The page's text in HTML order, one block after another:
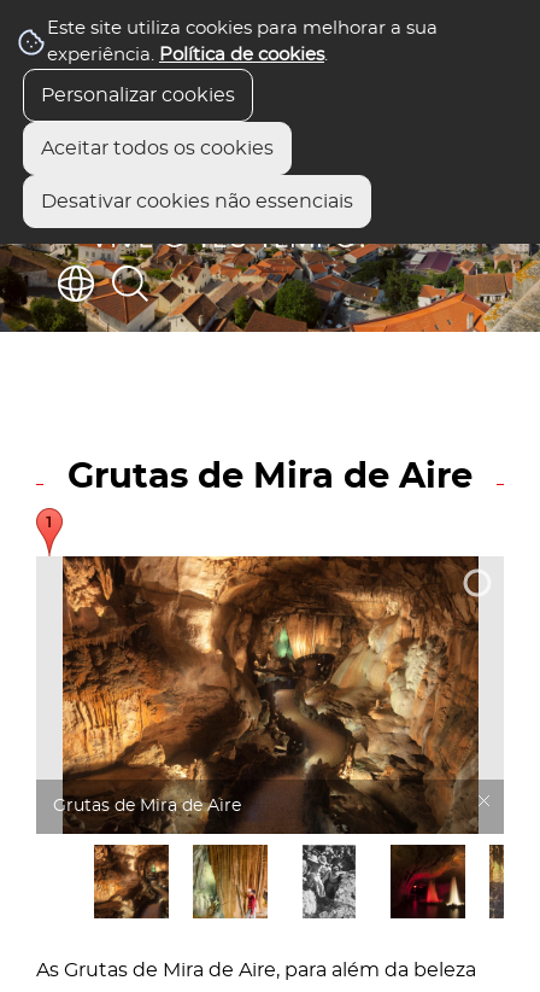
Este site utiliza cookies para melhorar a sua
experiência. Política de cookies.
Personalizar cookies
Aceitar todos os cookies
Desativar cookies não essenciais
Grutas de Mira de Aire
Grutas de Mira de Aire
As Grutas de Mira de Aire, para além da beleza